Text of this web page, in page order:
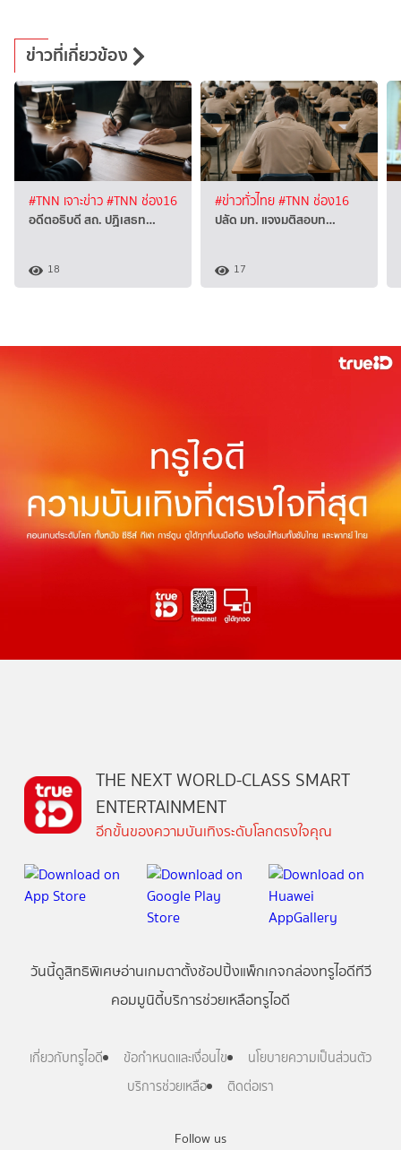
ข่าวที่เกี่ยวข้อง
#TNN เจาะข่าว#TNN ช่อง16
อดีตอธิบดี สถ. ปฏิเสธท…
18
#ข่าวทั่วไทย#TNN ช่อง16
ปลัด มท. แจงมติสอบท…
17
Follow us
THE NEXT WORLD-CLASS SMART
ENTERTAINMENT
อีกขั้นของความบันเทิงระดับโลกตรงใจคุณ
วันนี้ดูสิทธิพิเศษอ่านเกมตาตั้งช้อปปิ้งแพ็กเกจกล่องทรูไอดีทีวี
คอมมูนิตี้บริการช่วยเหลือทรูไอดี
เกี่ยวกับทรูไอดี ข้อกำหนดและเงื่อนไข
นโยบายความเป็นส่วนตัว
บริการช่วยเหลือ
ติดต่อเรา